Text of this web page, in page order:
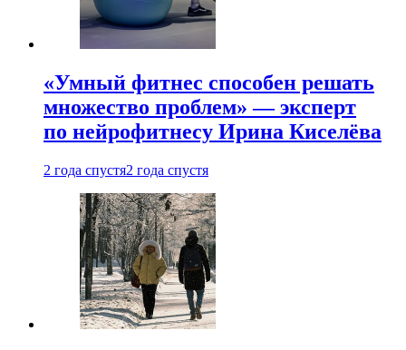
«Умный фитнес способен решать
множество проблем» — эксперт
по нейрофитнесу Ирина Киселёва
2 года спустя2 года спустя